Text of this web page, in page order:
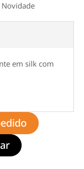
Novidade
em silk com